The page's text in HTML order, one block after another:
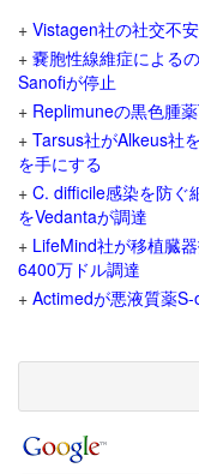
+ Vistagen社の社交不
+ 嚢胞性線維症による
Sanofiが停止
+ Replimuneの黒色腫
+ Tarsus社がAlkeus社
を手にする
+ C. difficile感染を防ぐ
をVedantaが調達
+ LifeMind社が移植臓
6400万ドル調達
+ Actimedが悪液質薬